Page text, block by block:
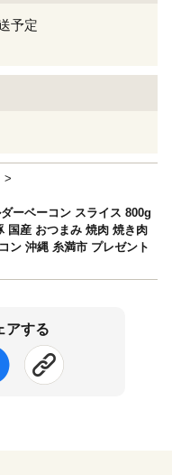
予定
ーベーコン スライス 800g
国産 おつまみ 焼肉 焼き肉
ン 沖縄 糸満市 プレゼント
アする